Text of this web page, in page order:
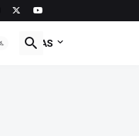
CURIOSAS